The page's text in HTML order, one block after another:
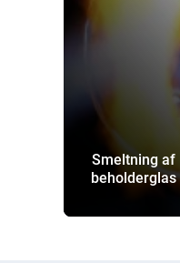
Smeltning af
beholderglas